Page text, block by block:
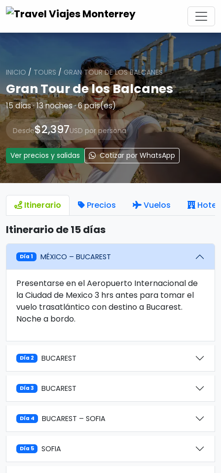
INICIO / TOURS / GRAN TOUR DE LOS BALCANES
Gran Tour de los Balcanes
15 días · 13 noches · 6 país(es)
Desde$2,397USD por persona
Ver precios y salidas Cotizar por WhatsApp
Itinerario Precios Vuelos
Itinerario de 15 días
Día 1 MÉXICO – BUCAREST
Presentarse en el Aeropuerto Internacional de
la Ciudad de Mexico 3 hrs antes para tomar el
vuelo trasatlántico con destino a Bucarest.
Noche a bordo.
Día 2 BUCAREST
Día 3 BUCAREST
Día 4 BUCAREST – SOFIA
Día 5 SOFIA